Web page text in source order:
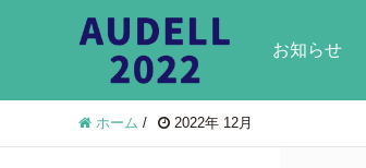
お知らせ
ホーム / 2022年 12月